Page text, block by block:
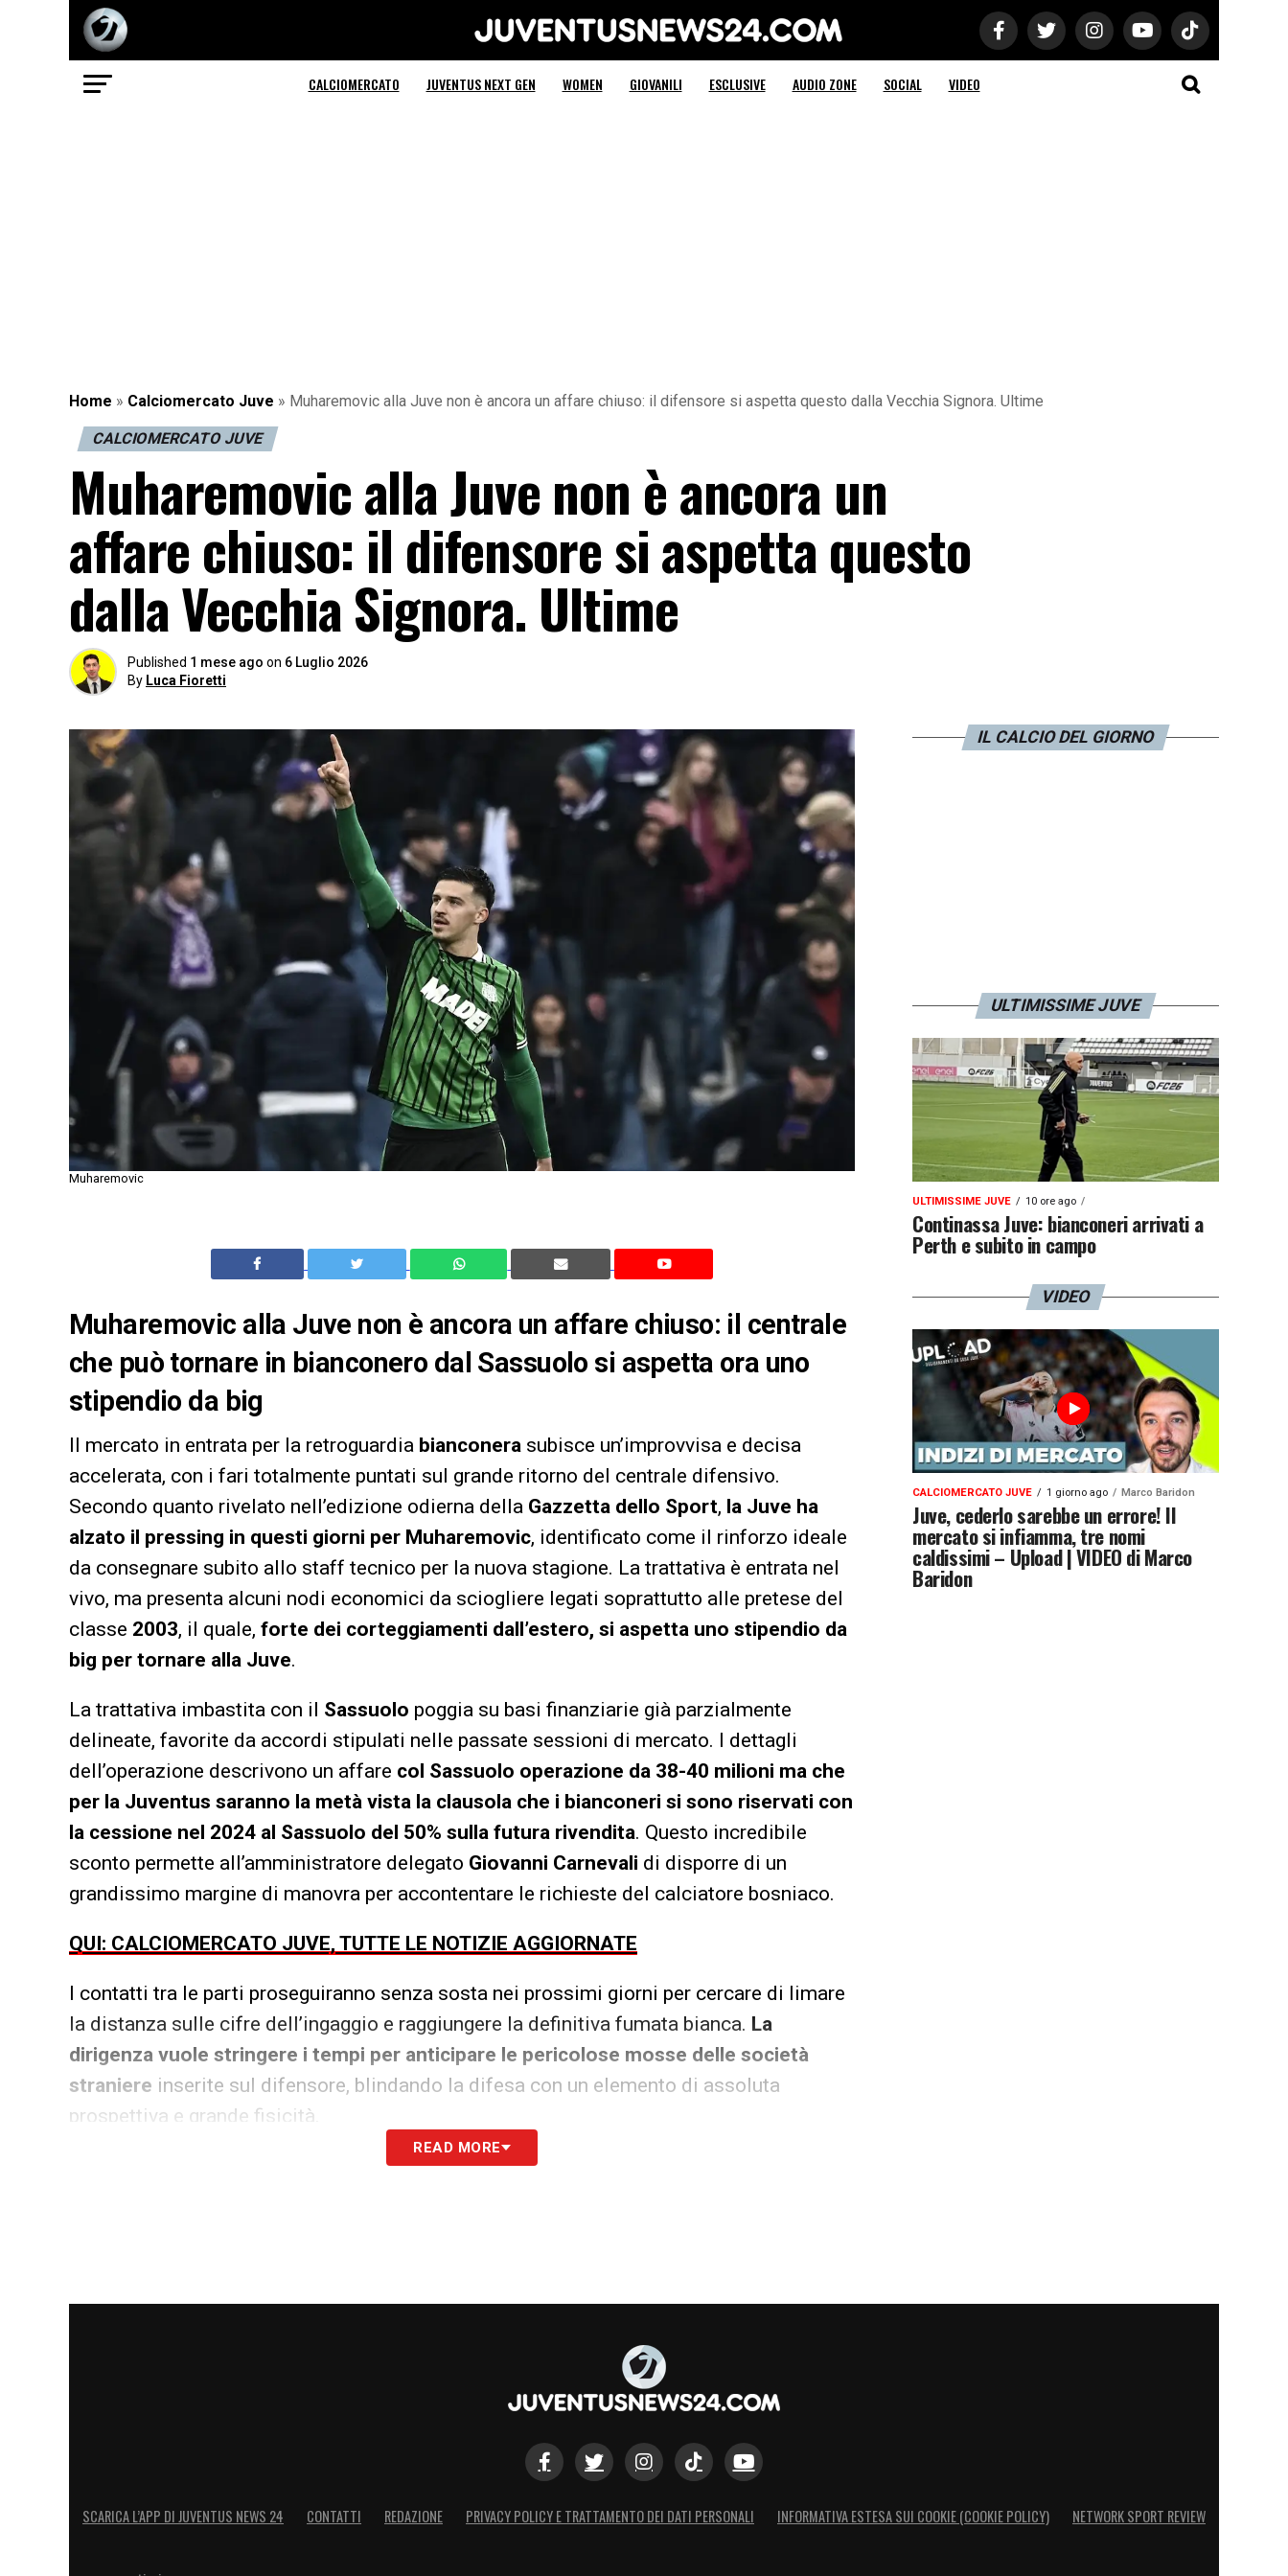
Juventus News 24
CALCIOMERCATO JUVENTUS NEXT GEN WOMEN GIOVANILI ESCLUSIVE AUDIO ZONE SOCIAL VIDEO
Home » Calciomercato Juve » Muharemovic alla Juve non è ancora un affare chiuso: il difensore si aspetta questo dalla Vecchia Signora. Ultime
CALCIOMERCATO JUVE
Muharemovic alla Juve non è ancora un
affare chiuso: il difensore si aspetta questo
dalla Vecchia Signora. Ultime
Published 1 mese ago on 6 Luglio 2026
By Luca Fioretti
Muharemovic
Muharemovic alla Juve non è ancora un affare chiuso: il centrale
che può tornare in bianconero dal Sassuolo si aspetta ora uno
stipendio da big
Il mercato in entrata per la retroguardia bianconera subisce un’improvvisa e decisa
accelerata, con i fari totalmente puntati sul grande ritorno del centrale difensivo.
Secondo quanto rivelato nell’edizione odierna della Gazzetta dello Sport, la Juve ha
alzato il pressing in questi giorni per Muharemovic, identificato come il rinforzo ideale
da consegnare subito allo staff tecnico per la nuova stagione. La trattativa è entrata nel
vivo, ma presenta alcuni nodi economici da sciogliere legati soprattutto alle pretese del
classe 2003, il quale, forte dei corteggiamenti dall’estero, si aspetta uno stipendio da
big per tornare alla Juve.
La trattativa imbastita con il Sassuolo poggia su basi finanziarie già parzialmente
delineate, favorite da accordi stipulati nelle passate sessioni di mercato. I dettagli
dell’operazione descrivono un affare col Sassuolo operazione da 38-40 milioni ma che
per la Juventus saranno la metà vista la clausola che i bianconeri si sono riservati con
la cessione nel 2024 al Sassuolo del 50% sulla futura rivendita. Questo incredibile
sconto permette all’amministratore delegato Giovanni Carnevali di disporre di un
grandissimo margine di manovra per accontentare le richieste del calciatore bosniaco.
QUI: CALCIOMERCATO JUVE, TUTTE LE NOTIZIE AGGIORNATE
I contatti tra le parti proseguiranno senza sosta nei prossimi giorni per cercare di limare
la distanza sulle cifre dell’ingaggio e raggiungere la definitiva fumata bianca. La
dirigenza vuole stringere i tempi per anticipare le pericolose mosse delle società
straniere inserite sul difensore, blindando la difesa con un elemento di assoluta
prospettiva e grande fisicità.
READ MORE
IL CALCIO DEL GIORNO
ULTIMISSIME JUVE
ULTIMISSIME JUVE 10 ore ago
Continassa Juve: bianconeri arrivati a
Perth e subito in campo
VIDEO
CALCIOMERCATO JUVE 1 giorno ago Marco Baridon
Juve, cederlo sarebbe un errore! Il
mercato si infiamma, tre nomi
caldissimi – Upload | VIDEO di Marco
Baridon
SCARICA L’APP DI JUVENTUS NEWS 24 CONTATTI REDAZIONE PRIVACY POLICY E TRATTAMENTO DEI DATI PERSONALI INFORMATIVA ESTESA SUI COOKIE (COOKIE POLICY) NETWORK SPORT REVIEW